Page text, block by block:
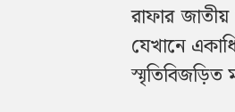
রাফার
যেখানে
স্মৃতিবিজড়িত